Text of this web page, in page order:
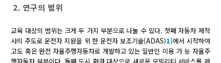
2. 연구의 범위
교육 대상의 범위는 크게 두 가지 부분으로 나눌 수 있다. 첫째 자동차 제작
사의 주도로 운전자 지원을 위 한 운전자 보조기술(ADAS)1)에서 시작하여
고도 혹은 완전 자율주행자동차로 개발하고 있는 일반인 이용 가 능 자율주